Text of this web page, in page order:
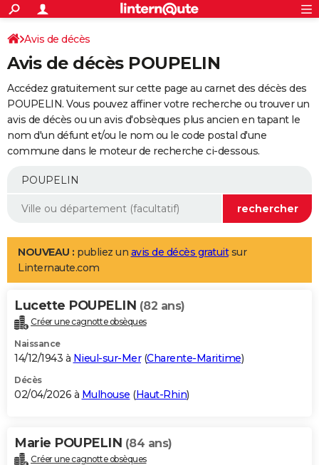
ACTUALITÉS
Politique
Société
Faits Divers
Education
Monde
Villes
+
SPORT
Coupe du monde 2026
Football
Tennis
Cyclisme
Rugby
Forum
Programme TV
TNT
Streaming
Cinéma
Sorties cinéma
Musique
+
FINANCE
Retraite
Epargne
Immobilier
Risques naturels par ville
Banque
Assurance
AUTO
Essais
Réserver un essai
Citadines
Berlines
SUV
Forum auto
+
Mobiles
Meilleur smartphone
Internet
Ordinateurs
Jeux vidéo
Guide high-tech
Aménagement intérieur
LIFESTYLE
Art de vivre
Bien-être
Loisirs
Mode
Modes de vie
Alimentation
Guide de la santé
Maladies
Médicaments
Sommeil
VOYAGE
Destinations
City break
Voyage nature
Voyage de noces
Forum
Climat
+PHOTO
GUIDES D'ACHAT
BONS PLANS
Carte de Noël
Carte Bonne année
Carte Saint-Valentin
Carte Pâques
Carte d'anniversaire
DICTIONNAIRE
Avis de décès
Avis de décès POUPELIN
Accédez gratuitement sur cette page au carnet des décès des
POUPELIN. Vous pouvez affiner votre recherche ou trouver un
avis de décès ou un avis d'obsèques plus ancien en tapant le
nom d'un défunt et/ou le nom ou le code postal d'une
commune dans le moteur de recherche ci-dessous.
NOUVEAU : publiez un avis de décès gratuitsur
Linternaute.com
Lucette POUPELIN (82 ans)
Créer une cagnotte obsèques
Naissance
14/12/1943 à Nieul-sur-Mer(Charente-Maritime)
Décès
02/04/2026 à Mulhouse (Haut-Rhin)
Marie POUPELIN (84 ans)
Créer une cagnotte obsèques